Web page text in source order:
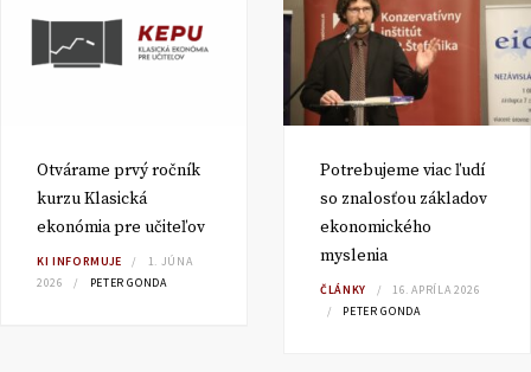
Otvárame prvý ročník
kurzu Klasická
ekonómia pre učiteľov
KI INFORMUJE
1. JÚNA
2026
PETER GONDA
Potrebujeme viac ľudí
so znalosťou základov
ekonomického
myslenia
ČLÁNKY
16. APRÍLA 2026
PETER GONDA